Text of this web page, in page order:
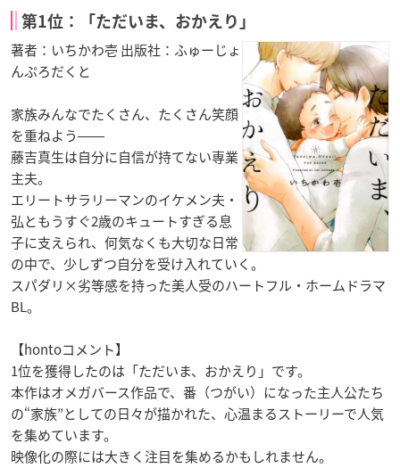
第1位：「ただいま、おかえり」
著者：いちかわ壱 出版社：ふゅーじょ
んぷろだくと
家族みんなでたくさん、たくさん笑顔
を重ねよう――
藤吉真生は自分に自信が持てない専業
主夫。
エリートサラリーマンのイケメン夫・
弘ともうすぐ2歳のキュートすぎる息
子に支えられ、何気なくも大切な日常
の中で、少しずつ自分を受け入れていく。
スパダリ×劣等感を持った美人受のハートフル・ホームドラマ
BL。
【hontoコメント】
1位を獲得したのは「ただいま、おかえり」です。
本作はオメガバース作品で、番（つがい）になった主人公たち
の“家族”としての日々が描かれた、心温まるストーリーで人気
を集めています。
映像化の際には大きく注目を集めるかもしれません。